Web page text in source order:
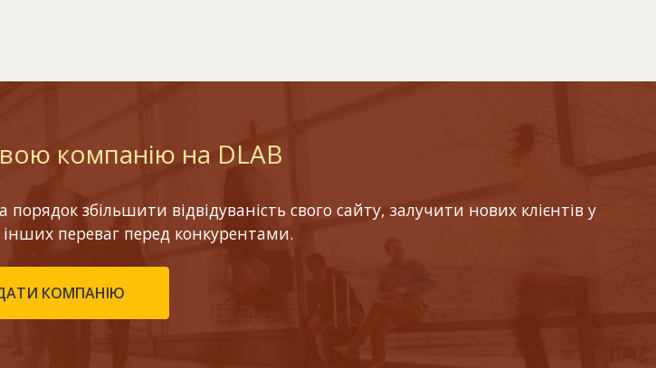
компанію на DLAB
збільшити відвідуваність свого сайту, залучити нових клієнтів у
інших переваг перед конкурентами.
КОМПАНІЮ